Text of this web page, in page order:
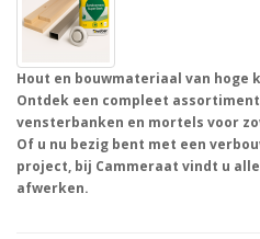
Hout en bouwmateriaal van hoge
Ontdek een compleet
vensterbanken en mortels voor
Of u nu bezig bent met een
project, bij Cammeraat vindt u
afwerken.